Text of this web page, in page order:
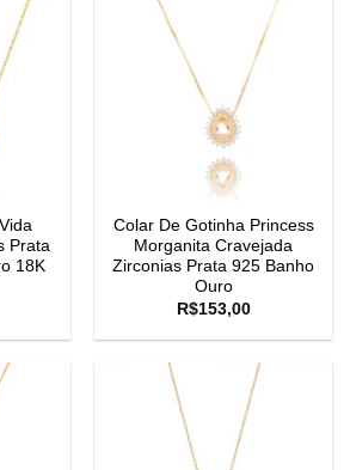
Prata
18K
Colar De Gotinha Princess
Morganita Cravejada
Zirconias Prata 925 Banho
Ouro
R$153,00